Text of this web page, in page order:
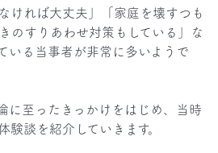
ければ大丈夫」「家庭を壊すつも
のすりあわせ対策もしている」な
いる当事者が非常に多いようで
に至ったきっかけをはじめ、当時
験談を紹介していきます。